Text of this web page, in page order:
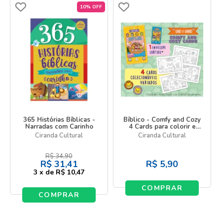
10% OFF
365 Histórias Bíblicas -
Narradas com Carinho
Ciranda Cultural
R$34,90
R$ 31,41
3 x de R$ 10,47
COMPRAR
Bíblico - Comfy and Cozy
4 Cards para colorir e
colecionar
Ciranda Cultural
R$ 5,90
COMPRAR